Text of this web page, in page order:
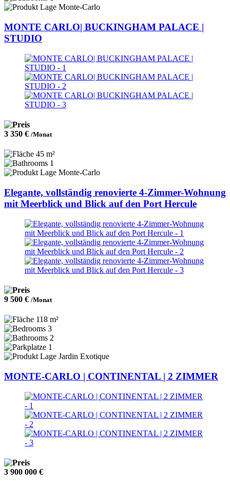
Monte-Carlo
MONTE CARLO| BUCKINGHAM PALACE |
STUDIO
3 350 € /Monat
45 m²
1
Monte-Carlo
Elegante, vollständig renovierte 4-Zimmer-Wohnung
mit Meerblick und Blick auf den Port Hercule
9 500 € /Monat
118 m²
3
2
1
Jardin Exotique
MONTE-CARLO | CONTINENTAL | 2 ZIMMER
3 900 000 €